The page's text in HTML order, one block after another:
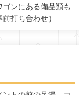
ンにある備品類も
打ち合わせ）